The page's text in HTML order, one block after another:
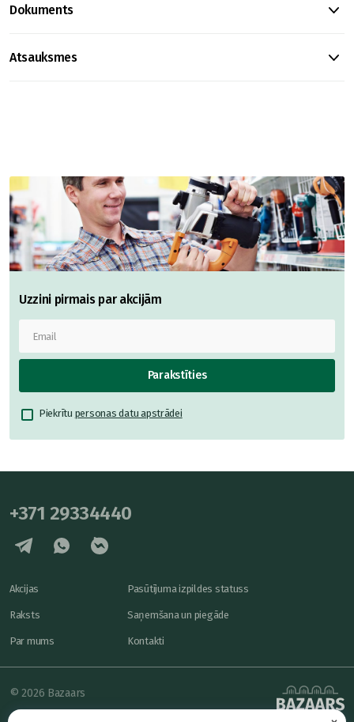
Dokuments
Atsauksmes
Uzzini pirmais par akcijām
Parakstīties
Piekrītu personas datu apstrādei
+371 29334440
Akcijas
Raksts
Par mums
Pasūtījuma izpildes statuss
Saņemšana un piegāde
Kontakti
© 2026 Bazaars